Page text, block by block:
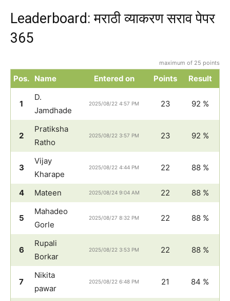
Leaderboard: मराठी व्याकरण सराव पेपर
365
maximum of 25 points
Pos. Name Entered on Points Result
1
D.
Jamdhade
2025/08/22 4:57 PM 23 92 %
2
Pratiksha
Ratho
2025/08/22 3:57 PM 23 92 %
3
Vijay
Kharape
2025/08/22 4:44 PM 22 88 %
4 Mateen 2025/08/24 9:04 AM 22 88 %
5
Mahadeo
Gorle
2025/08/27 8:32 PM 22 88 %
6
Rupali
Borkar
2025/08/22 3:53 PM 22 88 %
7
Nikita
pawar
2025/08/22 6:48 PM 21 84 %